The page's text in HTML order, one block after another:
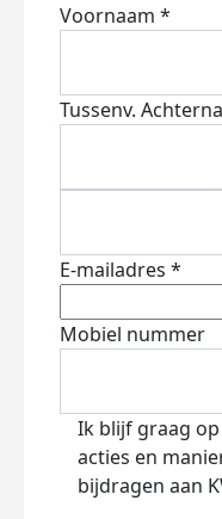
Voornaam *
Tussenv.
E-mailadres *
Mobiel nummer
Ik blijf graag
acties en
bijdragen aan